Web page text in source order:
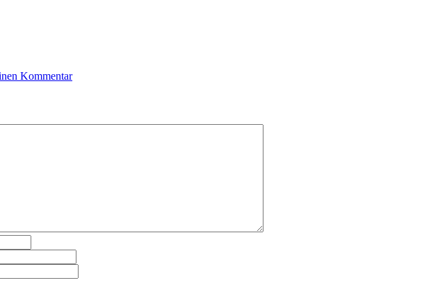
Kommentar